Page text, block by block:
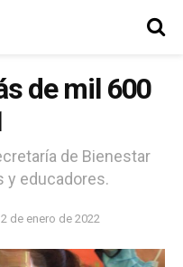
de mil 600
de Bienestar
y educadores.
2 de enero de 2022